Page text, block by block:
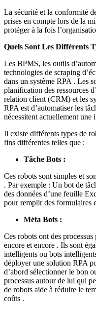
La sécurité et la conformité
prises en compte lors de la
protéger à la fois
Quels Sont Les Différents
Les BPMS, les outils
technologies de scraping
dans un système RPA . Les
planification des ressources
relation client (CRM) et les
RPA est d’automatiser les
nécessitent actuellement une
Il existe différents types de
fins différentes telles que :
Tâche Bots :
Ces robots sont simples et
. Par exemple : Un bot de
des données d’une feuille
pour remplir des formulaires
Méta Bots :
Ces robots ont des
encore et encore . Ils sont
intelligents ou bots
déployer une solution RPA
d’abord sélectionner le bon
processus autour de lui qui
de robots aide à réduire le
coûts .